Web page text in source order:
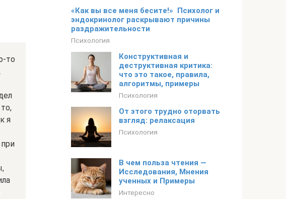
то
я
«Как вы все меня бесите!» Психолог и
эндокринолог раскрывают причины
раздражительности
Психология
Конструктивная и
деструктивная критика:
что это такое, правила,
алгоритмы, примеры
Психология
От этого трудно оторвать
взгляд: релаксация
Психология
В чем польза чтения —
Исследования, Мнения
ученных и Примеры
Интересно